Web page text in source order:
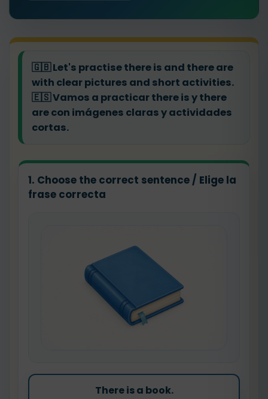
🇬🇧Let's practise there is and there are
with clear pictures and short activities.
🇪🇸Vamos a practicar there is y there
are con imágenes claras y actividades
cortas.
1. Choose the correct sentence / Elige la
frase correcta
There is a book.